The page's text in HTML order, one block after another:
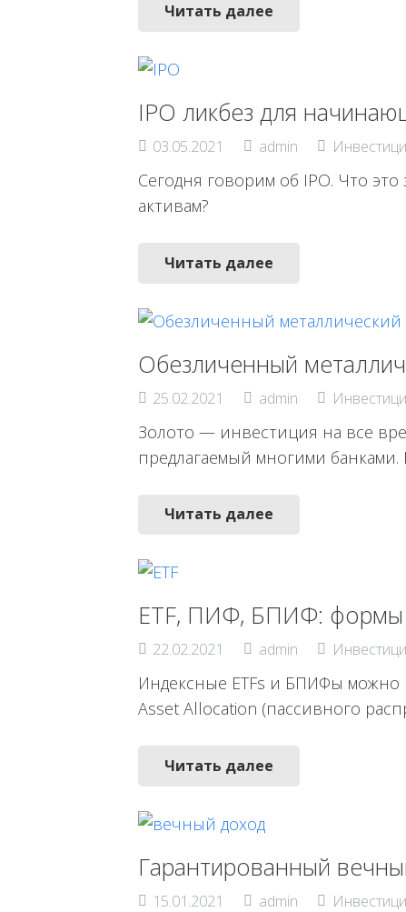
Читать далее
IPO ликбез для
03.05.2021 admin
Сегодня говорим об IPO. Что
активам?
Читать далее
Обезличенный
25.02.2021 admin
Золото — инвестиция на все
предлагаемый многими
Читать далее
ETF, ПИФ, БПИФ: формы
22.02.2021 admin
Индексные ETFs и БПИФы можно
Asset Allocation (пассивного
Читать далее
Гарантированный
15.01.2021 admin